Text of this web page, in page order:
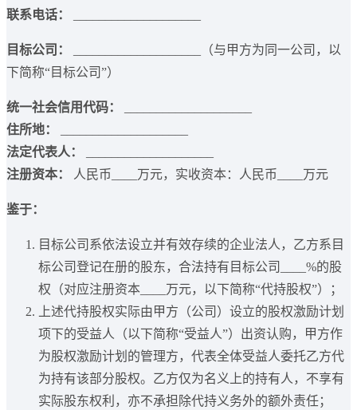
联系电话：
目标公司：
____________________（与甲方为同一公司，以
下简称“目标公司”）
统一社会信用代码：
住所地：
法定代表人：
注册资本：
人民币____万元，实收资本：人民币____万元
鉴于：
目标公司系依法设立并有效存续的企业法人，乙方系目
标公司登记在册的股东，合法持有目标公司____%的股
权（对应注册资本____万元，以下简称“代持股权”）；
上述代持股权实际由甲方（公司）设立的股权激励计划
项下的受益人（以下简称“受益人”）出资认购，甲方作
为股权激励计划的管理方，代表全体受益人委托乙方代
为持有该部分股权。乙方仅为名义上的持有人，不享有
实际股东权利，亦不承担除代持义务外的额外责任；